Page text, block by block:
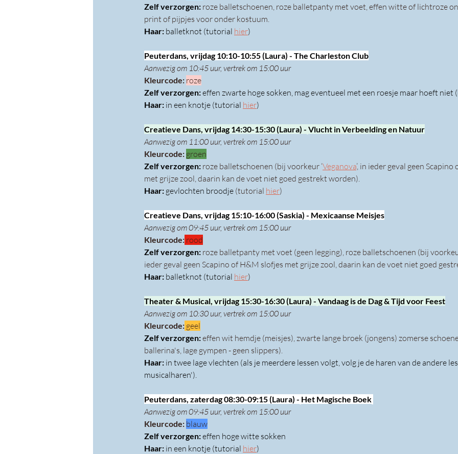
Zelf verzorgen: roze balletschoenen, roze balletpanty met voet, effen witte of lichtroze
print of pijpjes voor onder kostuum.
Haar: balletknot (tutorial hier)
Peuterdans, vrijdag 10:10-10:55 (Laura) - The Charleston Club
Aanwezig om 10:45 uur, vertrek om 15:00 uur
Kleurcode: roze
Zelf verzorgen: effen zwarte hoge sokken, mag eventueel met een roesje maar hoeft niet
Haar: in een knotje (tutorial hier)
Creatieve Dans, vrijdag 14:30-15:30 (Laura) - Vlucht in Verbeelding en Natuur
Aanwezig om 11:00 uur, vertrek om 15:00 uur
Kleurcode: groen
Zelf verzorgen: roze balletschoenen (bij voorkeur ‘Veganova’, in ieder geval geen
met grijze zool, daarin kan de voet niet goed gestrekt worden).
Haar: gevlochten broodje (tutorial hier)
Creatieve Dans, vrijdag 15:10-16:00 (Saskia) - Mexicaanse Meisjes
Aanwezig om 09:45 uur, vertrek om 15:00 uur
Kleurcode: rood
Zelf verzorgen: roze balletpanty met voet (geen legging), roze balletschoenen (bij
ieder geval geen Scapino of H&M slofjes met grijze zool, daarin kan de voet niet goed
Haar: balletknot (tutorial hier)
Theater & Musical, vrijdag 15:30-16:30 (Laura) - Vandaag is de Dag & Tijd voor Feest
Aanwezig om 10:30 uur, vertrek om 15:00 uur
Kleurcode: geel
Zelf verzorgen: effen wit hemdje (meisjes), zwarte lange broek (jongens) zomerse
ballerina's, lage gympen - geen slippers).
Haar: in twee lage vlechten (als je meerdere lessen volgt, volg je de haren van de andere
musicalharen').
Peuterdans, zaterdag 08:30-09:15 (Laura) - Het Magische Boek
Aanwezig om 09:45 uur, vertrek om 15:00 uur
Kleurcode: blauw
Zelf verzorgen: effen hoge witte sokken
Haar: in een knotje (tutorial hier)